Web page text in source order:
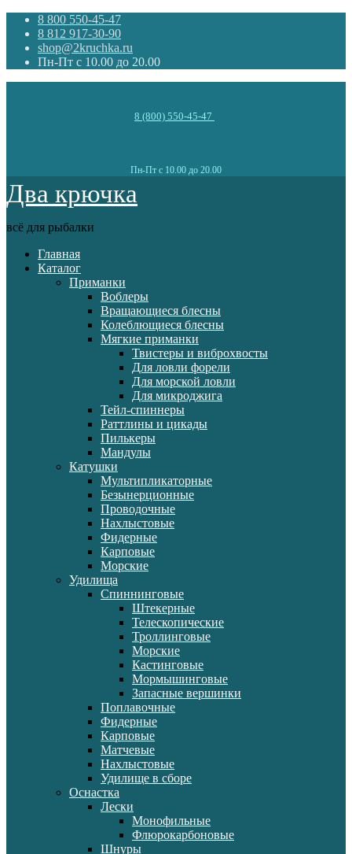
8 800 550-45-47
8 812 917-30-90
shop@2kruchka.ru
Пн-Пт с 10.00 до 20.00
8 (800) 550-45-47
Пн-Пт с 10.00 до 20.00
Два крючка
всё для рыбалки
Главная
Каталог
Приманки
Воблеры
Вращающиеся блесны
Колеблющиеся блесны
Мягкие приманки
Твистеры и виброхвосты
Для ловли форели
Для морской ловли
Для микроджига
Тейл-спиннеры
Раттлины и цикады
Пилькеры
Мандулы
Катушки
Мультипликаторные
Безынерционные
Проводочные
Нахлыстовые
Фидерные
Карповые
Морские
Удилища
Спиннинговые
Штекерные
Телескопические
Троллинговые
Морские
Кастинговые
Мормышинговые
Запасные вершинки
Поплавочные
Фидерные
Карповые
Матчевые
Нахлыстовые
Удилище в сборе
Оснастка
Лески
Монофильные
Флюрокарбоновые
Шнуры